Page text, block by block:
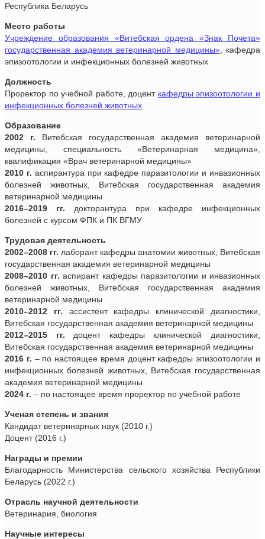
Республика Беларусь
Место работы
Учреждение образования «Витебская ордена «Знак Почета»
государственная академия ветеринарной медицины», кафедра
эпизоотологии и инфекционных болезней животных
Должность
Проректор по учебной работе, доцент кафедры эпизоотологии и
инфекционных болезней животных
Образование
2002 г. Витебская государственная академия ветеринарной
медицины, специальность «Ветеринарная медицина»,
квалификация «Врач ветеринарной медицины»
2010 г. аспирантура при кафедре паразитологии и инвазионных
болезней животных, Витебская государственная академия
ветеринарной медицины
2016–2019 гг. докторантура при кафедре инфекционных
болезней с курсом ФПК и ПК ВГМУ
Трудовая деятельность
2002–2008 гг. лаборант кафедры анатомии животных, Витебская
государственная академия ветеринарной медицины
2008–2010 гг. аспирант кафедры паразитологии и инвазионных
болезней животных, Витебская государственная академия
ветеринарной медицины
2010–2012 гг. ассистент кафедры клинической диагностики,
Витебская государственная академия ветеринарной медицины
2012–2015 гг. доцент кафедры клинической диагностики,
Витебская государственная академия ветеринарной медицины
2016 г. – по настоящее время доцент кафедры эпизоотологии и
инфекционных болезней животных, Витебская государственная
академия ветеринарной медицины
2024 г. – по настоящее время проректор по учебной работе
Ученая степень и звания
Кандидат ветеринарных наук (2010 г.)
Доцент (2016 г.)
Награды и премии
Благодарность Министерства сельского хозяйства Республики
Беларусь (2022 г.)
Отрасль научной деятельности
Ветеринария, биология
Научные интересы